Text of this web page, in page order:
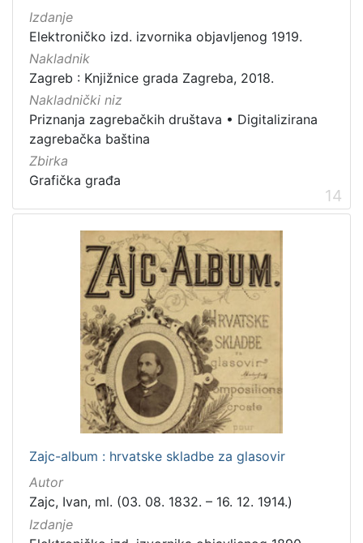
Izdanje
Elektroničko izd. izvornika objavljenog 1919.
Nakladnik
Zagreb : Knjižnice grada Zagreba, 2018.
Nakladnički niz
Priznanja zagrebačkih društava • Digitalizirana
zagrebačka baština
Zbirka
Grafička građa
14
Zajc-album : hrvatske skladbe za glasovir
Autor
Zajc, Ivan, ml. (03. 08. 1832. – 16. 12. 1914.)
Izdanje